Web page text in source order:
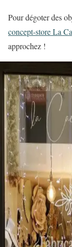
Pour dégoter des
concept-store La
approchez !